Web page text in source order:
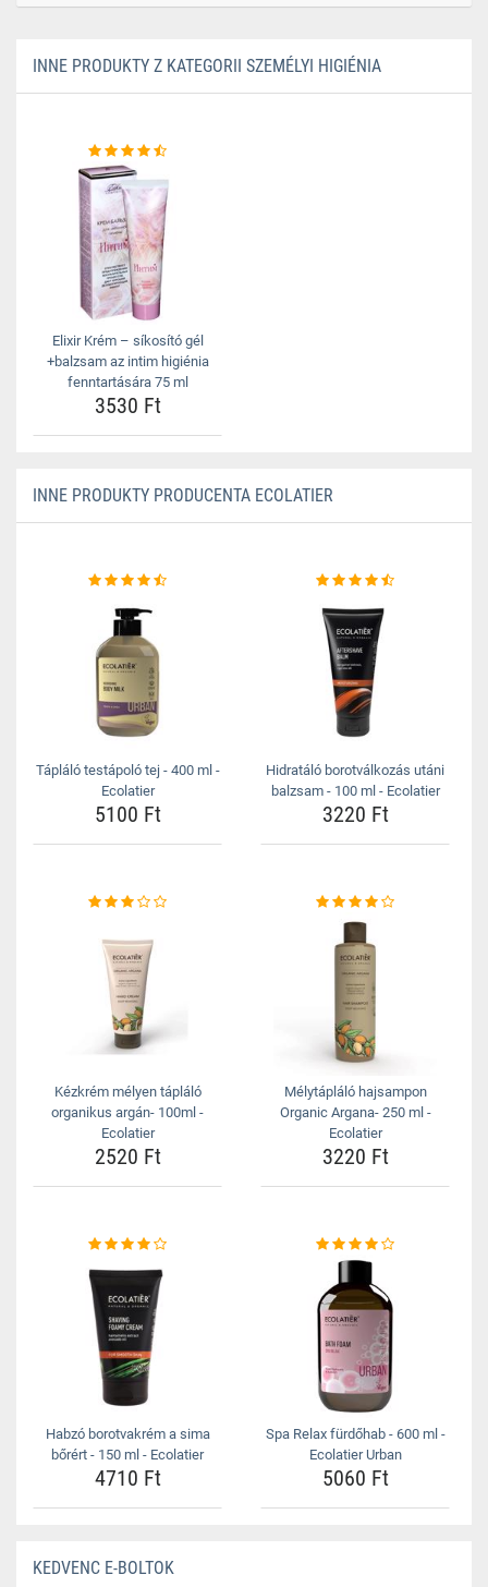
INNE PRODUKTY Z KATEGORII SZEMÉLYI HIGIÉNIA
Elixir Krém – síkosító gél
+balzsam az intim higiénia
fenntartására 75 ml
3530 Ft
INNE PRODUKTY PRODUCENTA ECOLATIER
Tápláló testápoló tej - 400 ml -
Ecolatier
5100 Ft
Hidratáló borotválkozás utáni
balzsam - 100 ml - Ecolatier
3220 Ft
Kézkrém mélyen tápláló
organikus argán- 100ml -
Ecolatier
2520 Ft
Mélytápláló hajsampon
Organic Argana- 250 ml -
Ecolatier
3220 Ft
Habzó borotvakrém a sima
bőrért - 150 ml - Ecolatier
4710 Ft
Spa Relax fürdőhab - 600 ml -
Ecolatier Urban
5060 Ft
KEDVENC E-BOLTOK